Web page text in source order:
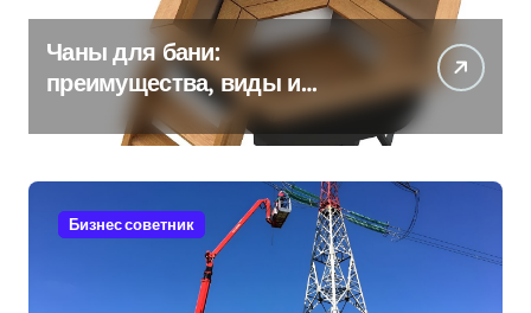
Чаны для бани:
преимущества, виды и
особенности использования
Бизнес советник